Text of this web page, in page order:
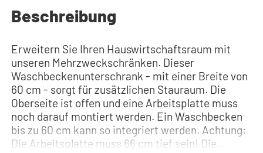
Beschreibung
Erweitern Sie Ihren Hauswirtschaftsraum mit
unseren Mehrzweckschränken. Dieser
Waschbeckenunterschrank - mit einer Breite von
60 cm - sorgt für zusätzlichen Stauraum. Die
Oberseite ist offen und eine Arbeitsplatte muss
noch darauf montiert werden. Ein Waschbecken
bis zu 60 cm kann so integriert werden. Achtung:
Die Arbeitsplatte muss 66 cm tief sein! Die